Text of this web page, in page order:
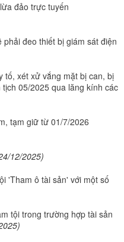
đảo trực tuyến
đeo thiết bị giám sát điện
tố, xét xử vắng mặt bị can, bị
05/2025 qua lăng kính các
tạm giữ từ 01/7/2026
12/2025)
'Tham ô tài sản' với một số
tội trong trường hợp tài sản